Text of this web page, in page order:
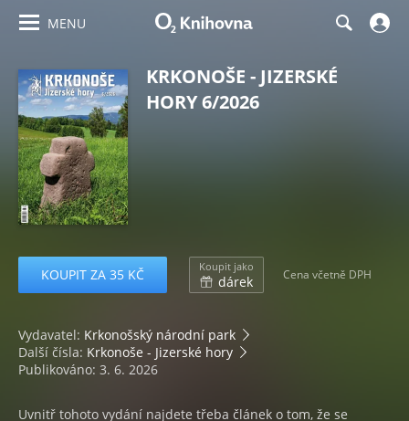
MENU
KRKONOŠE - JIZERSKÉ
HORY 6/2026
KOUPIT ZA 35 KČ Koupit jako
dárek Cena včetně DPH
Vydavatel: Krkonošský národní park
Další čísla: Krkonoše - Jizerské hory
Publikováno: 3. 6. 2026
Uvnitř tohoto vydání najdete třeba článek o tom, že se